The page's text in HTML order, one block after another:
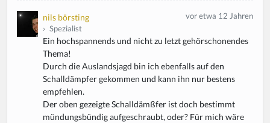
nils börsting
› Spezialist
vor etwa 12 Jahren
Ein hochspannends und nicht zu letzt gehörschonendes
Thema!
Durch die Auslandsjagd bin ich ebenfalls auf den
Schalldämpfer gekommen und kann ihn nur bestens
empfehlen.
Der oben gezeigte Schalldämßfer ist doch bestimmt
mündungsbündig aufgeschraubt, oder? Für mich wäre